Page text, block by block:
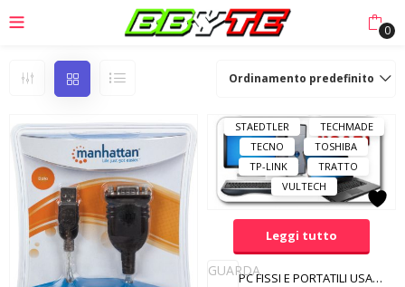
0
Ordinamento predefinito
LOGITECH
MACH POWER
PNY
RAYOVAC
STAEDTLER
TECHMADE
TECNO
TOSHIBA
TP-LINK
TRATTO
VULTECH
Leggi tutto
GUARDA PC FISSI E PORTATILI USATI E GARANTITI